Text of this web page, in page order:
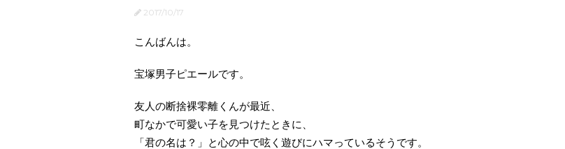
2017/10/17
こんばんは。
宝塚男子ピエールです。
友人の断捨裸零離くんが最近、
町なかで可愛い子を見つけたときに、
「君の名は？」と心の中で呟く遊びにハマっているそうです。